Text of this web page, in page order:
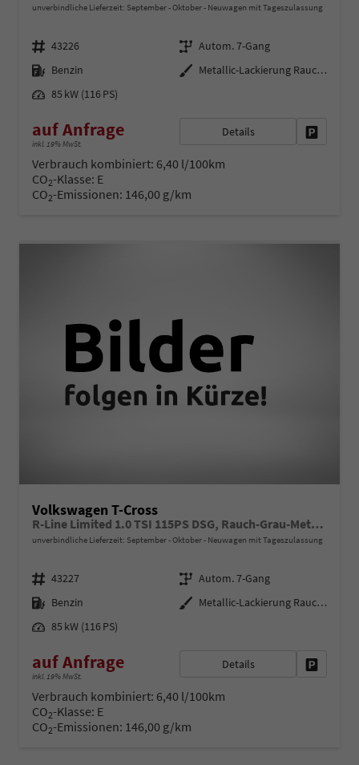
unverbindliche Lieferzeit: September - Oktober Neuwagen mit Tageszulassung
Fahrzeugnr. 43226 Getriebe Autom. 7-Gang
Kraftstoff Benzin Außenfarbe
Metallic-Lackierung Rauch-Grau
Leistung 85 kW (116 PS)
auf Anfrage
inkl. 19% MwSt.
Details
Verbrauch kombiniert: 6,40 l/100km
CO2-Klasse: E
CO2-Emissionen: 146,00 g/km
Volkswagen T-Cross
R-Line Limited 1.0 TSI 115PS DSG, Rauch-Grau-Metallic, 5 JAHRE GARANTIE, ANHÄNGERKUPPLUNG, CLIMATRONIC, SITZHEIZUNG, 18" Alu, MATRIX-LED, Adaptiver Tempomat ACC, Parksensoren, Rückfahrkamera, Keyless, Abgedunkelte Scheiben, Radio "Ready2Discover" + App-Connect
unverbindliche Lieferzeit: September - Oktober Neuwagen mit Tageszulassung
Fahrzeugnr. 43227 Getriebe Autom. 7-Gang
Kraftstoff Benzin Außenfarbe
Metallic-Lackierung Rauch-Grau
Leistung 85 kW (116 PS)
auf Anfrage
inkl. 19% MwSt.
Details
Verbrauch kombiniert: 6,40 l/100km
CO2-Klasse: E
CO2-Emissionen: 146,00 g/km